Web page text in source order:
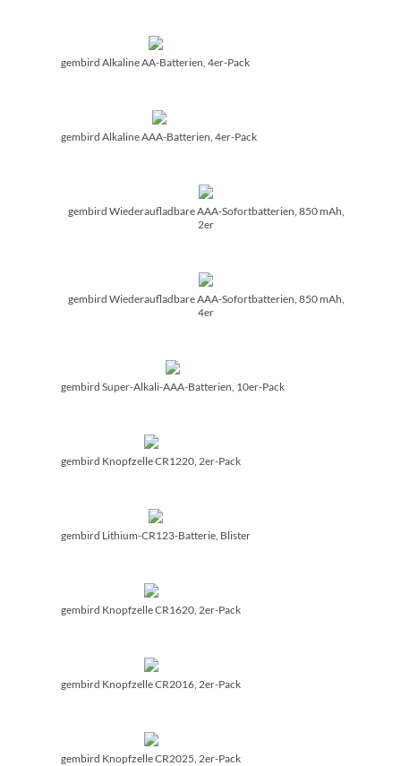
gembird Alkaline AA-Batterien, 4er-Pack
gembird Alkaline AAA-Batterien, 4er-Pack
gembird Wiederaufladbare AAA-Sofortbatterien, 850 mAh,
2er
gembird Wiederaufladbare AAA-Sofortbatterien, 850 mAh,
4er
gembird Super-Alkali-AAA-Batterien, 10er-Pack
gembird Knopfzelle CR1220, 2er-Pack
gembird Lithium-CR123-Batterie, Blister
gembird Knopfzelle CR1620, 2er-Pack
gembird Knopfzelle CR2016, 2er-Pack
gembird Knopfzelle CR2025, 2er-Pack